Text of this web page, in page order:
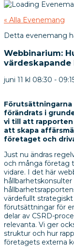
« Alla Evenemang
Detta evenemang
Webbinarium:
juni 11 kl 08:30 -
förändrats i
vi till att rapporten
att skapa
företaget och
Just nu ändras
och många företag
vidare. I det här
värdefullt
förutsättningar för
delar av CSRD-
relevanta. Vi ger
struktur och hur
företagets externa